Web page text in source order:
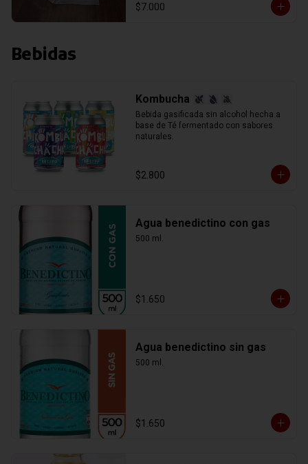
$7.000
Bebidas
Kombucha
Bebida gasificada sin alcohol hecha a
base de Té fermentado con sabores
naturales.
$2.800
Agua benedictino con gas
500 ml.
$1.650
Agua benedictino sin gas
500 ml.
$1.650